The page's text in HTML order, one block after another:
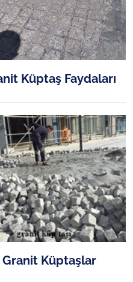
Küptaş Faydaları
Granit Küptaşlar